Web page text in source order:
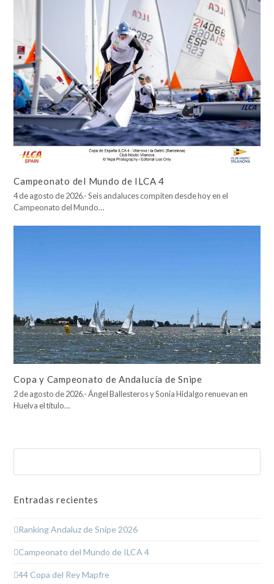
Campeonato del Mundo de ILCA 4
4 de agosto de 2026.- Seis andaluces compiten desde hoy en el
Campeonato del Mundo…
Copa y Campeonato de Andalucía de Snipe
2 de agosto de 2026.- Ángel Ballesteros y Sonia Hidalgo renuevan en
Huelva el título…
Entradas recientes
Ranking Andaluz de Snipe 2026
Campeonato del Mundo de ILCA 4
44 Copa del Rey Mapfre